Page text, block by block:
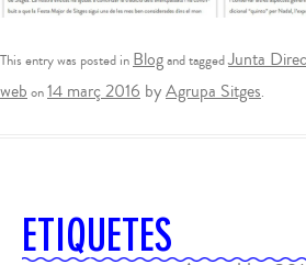
This entry was posted in Blogand taggedJunta
web on14 març 2016 byAgrupa Sitges.
ETIQUETES